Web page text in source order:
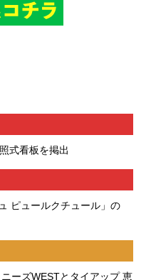
式看板を掲出
ピュールクチュール」の
ーズWESTとタイアップ 恵